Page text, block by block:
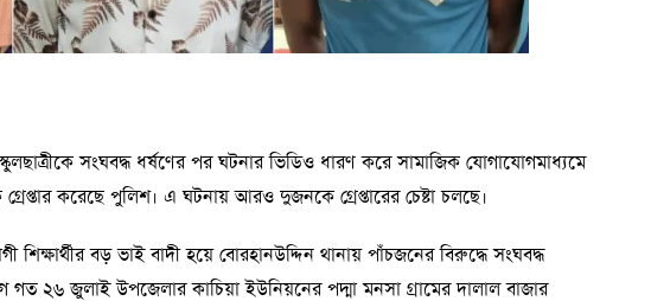
সংঘবদ্ধ ধর্ষণের পর ঘটনার ভিডিও ধারণ করে সামাজিক যোগাযোগমাধ্যমে
করেছে পুলিশ। এ ঘটনায় আরও দুজনকে গ্রেপ্তারের চেষ্টা চলছে।
বড় ভাই বাদী হয়ে বোরহানউদ্দিন থানায় পাঁচজনের বিরুদ্ধে সংঘবদ্ধ
২৬ জুলাই উপজেলার কাচিয়া ইউনিয়নের পদ্মা মনসা গ্রামের দালাল বাজার